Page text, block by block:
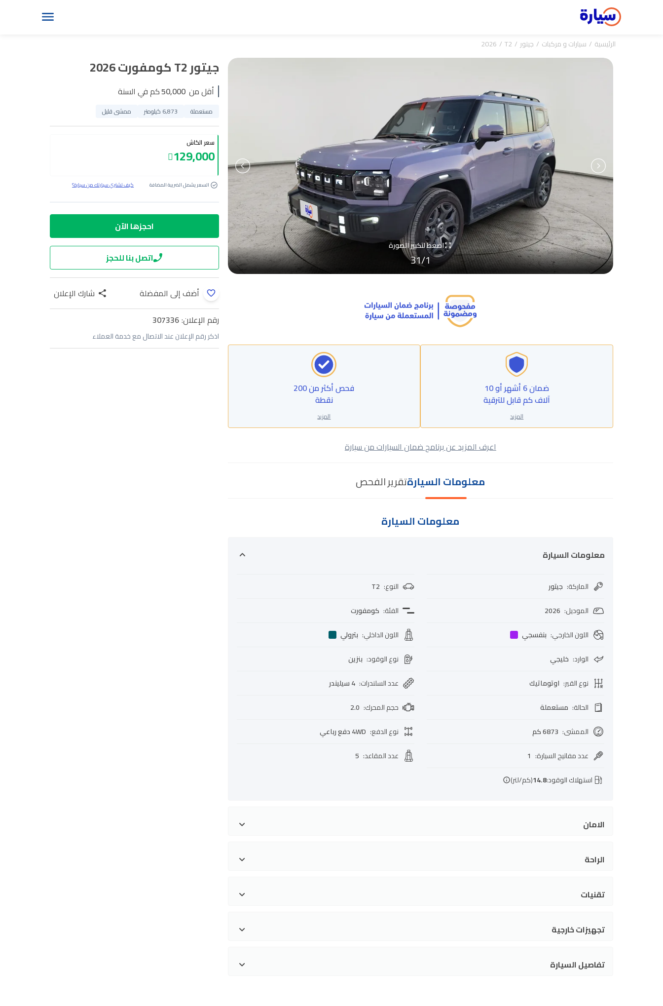
الرئيسية سيارات و مركبات جيتور T2
2026
اضغط لتكبير الصورة
1
/
31
ضمان 6 أشهر أو 10
آلاف كم قابل للترقية
المزيد
فحص أكثر من 200
نقطة
المزيد
اعرف المزيد عن برنامج ضمان السيارات من سيارة
معلومات السيارةتقرير الفحص
معلومات السيارة
معلومات السيارة
الماركة: جيتور النوع:
T2
الموديل:
2026 الفئة: كومفورت
اللون الخارجي: بنفسجي اللون الداخلي: بترولي
الوارد: خليجي نوع الوقود: بنزين
نوع القير: اوتوماتيك عدد السلندرات: 4 سيليندر
الحالة: مستعملة حجم المحرك:
2.0
الممشى: 6873 كم نوع الدفع: 4WD دفع رباعي
عدد مفاتيح السيارة:
1 عدد المقاعد:
5
استهلاك الوقود:14.8(كم/لتر)
الامان
الراحة
تقنيات
تجهيزات خارجية
تفاصيل السيارة
جيتور T2 كومفورت 2026
أقل من 50,000كم في السنة
مستعملة 6,873 كيلومتر ممشى قليل
سعر الكاش
129,000
السعر يشمل الضريبة المضافة كيف تشتري سيارتك من سيارة؟
احجزها الآن
اتصل بنا للحجز
أضف إلى المفضلة
شارك الإعلان
رقم الإعلان:307336
اذكر رقم الإعلان عند الاتصال مع خدمة العملاء